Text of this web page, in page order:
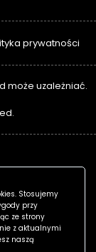
prywatności
może uzależniać.
Stosujemy
przy
ze strony
z aktualnymi
naszą